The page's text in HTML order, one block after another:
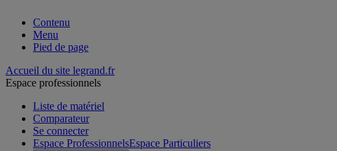
Contenu
Menu
Pied de page
Accueil du site legrand.fr
Espace professionnels
Liste de matériel
Comparateur
Se connecter
Espace ProfessionnelsEspace Particuliers